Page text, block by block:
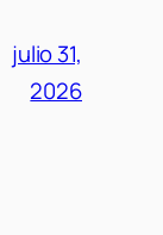
julio 31,
2026